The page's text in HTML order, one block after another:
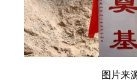
图片来